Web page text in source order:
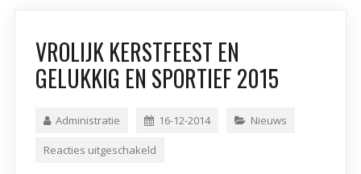
VROLIJK KERSTFEEST EN
GELUKKIG EN SPORTIEF 2015
Administratie 16-12-2014 Nieuws
Reacties uitgeschakeld